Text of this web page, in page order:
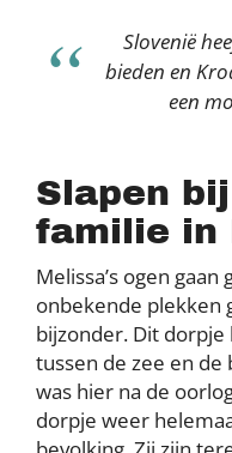
Slovenië
bieden en
een
Slapen
familie in
Melissa’s ogen
onbekende plekken
bijzonder. Dit
tussen de zee en de
was hier na de
dorpje weer